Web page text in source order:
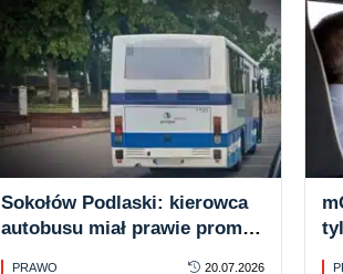
Sokołów Podlaski: kierowca
autobusu miał prawie promil
PRAWO 20.07.2026